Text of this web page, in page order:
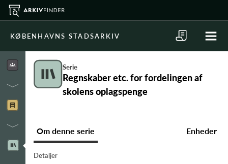
KØBENHAVNS STADSARKIV
Serie
Regnskaber etc. for fordelingen af
skolens oplagspenge
Om denne serie Enheder
Detaljer